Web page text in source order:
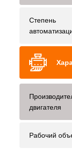
Степень
двигателя
Рабочий